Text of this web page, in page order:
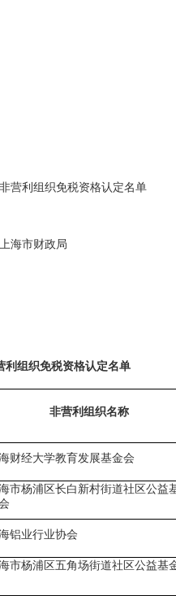
利组织免税资格认定名单
海市财政局
利组织免税资格认定名单
非营利组织名称
海财经大学教育发展基金会
海市杨浦区长白新村街道社区公益
海铝业行业协会
海市杨浦区五角场街道社区公益基